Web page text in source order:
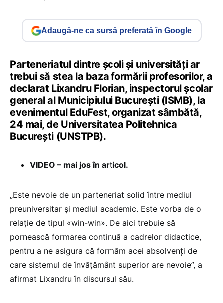
Adaugă-ne ca sursă preferată în Google
Parteneriatul dintre școli și universități ar
trebui să stea la baza formării profesorilor, a
declarat Lixandru Florian, inspectorul școlar
general al Municipiului București (ISMB), la
evenimentul EduFest, organizat sâmbătă,
24 mai, de Universitatea Politehnica
București (UNSTPB).
VIDEO – mai jos în articol.
„Este nevoie de un parteneriat solid între mediul
preuniversitar și mediul academic. Este vorba de o
relație de tipul «win-win». De aici trebuie să
pornească formarea continuă a cadrelor didactice,
pentru a ne asigura că formăm acei absolvenți de
care sistemul de învățământ superior are nevoie”, a
afirmat Lixandru în discursul său.